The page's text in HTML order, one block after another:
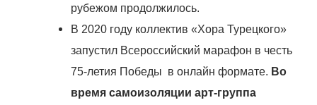
рубежом продолжилось.
В 2020 году коллектив «Хора Турецкого»
запустил Всероссийский марафон в честь
75-летия Победы в онлайн формате. Во
время самоизоляции арт-группа